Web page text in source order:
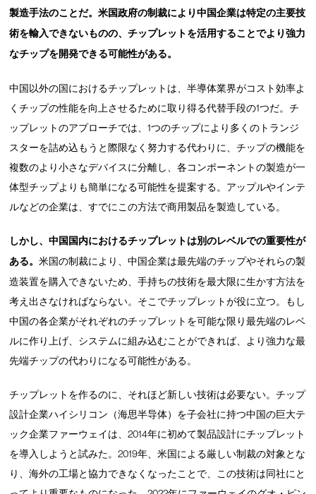
製造手法のことだ。米国政府の制裁により中国企業は特定の主要技
術を輸入できないものの、チップレットを活用することでより強力
なチップを開発できる可能性がある。
中国以外の国におけるチップレットは、半導体業界がコスト効率よ
くチップの性能を向上させるために取り得る代替手段の1つだ。チ
ップレットのアプローチでは、1つのチップにより多くのトランジ
スターを詰め込もうと際限なく努力する代わりに、チップの機能を
複数のより小さなデバイスに分離し、各コンポーネントの製造が一
体型チップよりも簡単になる可能性を提案する。アップルやインテ
ルなどの企業は、すでにこの方法で商用製品を製造している。
しかし、中国国内におけるチップレットは別のレベルでの重要性が
ある。米国の制裁により、中国企業は最先端のチップやそれらの製
造装置を購入できないため、手持ちの技術を最大限に生かす方法を
考え出さなければならない。そこでチップレットが役に立つ。もし
中国の各企業がそれぞれのチップレットを可能な限り最先端のレベ
ルに作り上げ、システムに組み込むことができれば、より強力な最
先端チップの代わりになる可能性がある。
チップレットを作るのに、それほど新しい技術は必要ない。チップ
設計企業ハイシリコン（海思半导体）を子会社に持つ中国の巨大テ
ック企業ファーウェイは、2014年に初めて製品設計にチップレット
を導入しようと試みた。2019年、米国による厳しい制裁の対象とな
り、海外の工場と協力できなくなったことで、この技術は同社にと